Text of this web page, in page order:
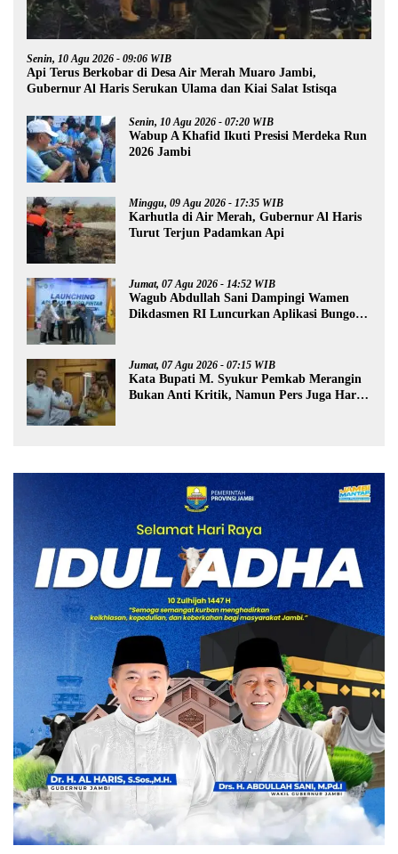
Senin, 10 Agu 2026 - 09:06 WIB
Api Terus Berkobar di Desa Air Merah Muaro Jambi,
Gubernur Al Haris Serukan Ulama dan Kiai Salat Istisqa
Senin, 10 Agu 2026 - 07:20 WIB
Wabup A Khafid Ikuti Presisi Merdeka Run
2026 Jambi
Minggu, 09 Agu 2026 - 17:35 WIB
Karhutla di Air Merah, Gubernur Al Haris
Turut Terjun Padamkan Api
Jumat, 07 Agu 2026 - 14:52 WIB
Wagub Abdullah Sani Dampingi Wamen
Dikdasmen RI Luncurkan Aplikasi Bungo
Jumat, 07 Agu 2026 - 07:15 WIB
Kata Bupati M. Syukur Pemkab Merangin
Bukan Anti Kritik, Namun Pers Juga Harus